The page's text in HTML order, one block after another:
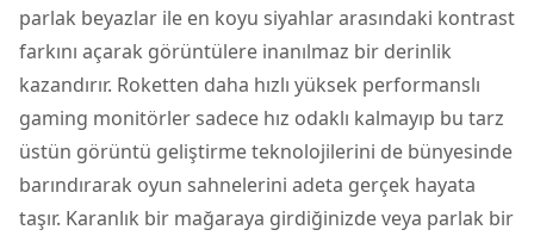
parlak beyazlar ile en koyu siyahlar arasındaki kontrast
farkını açarak görüntülere inanılmaz bir derinlik
kazandırır. Roketten daha hızlı yüksek performanslı
gaming monitörler sadece hız odaklı kalmayıp bu tarz
üstün görüntü geliştirme teknolojilerini de bünyesinde
barındırarak oyun sahnelerini adeta gerçek hayata
taşır. Karanlık bir mağaraya girdiğinizde veya parlak bir